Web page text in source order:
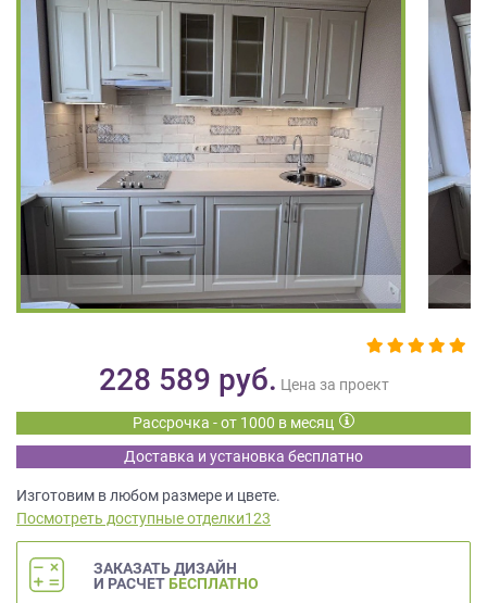
228 589 руб. Цена за проект
Рассрочка - от 1000 в месяц
Доставка и установка бесплатно
Изготовим в любом размере и цвете.
Посмотреть доступные отделки123
ЗАКАЗАТЬ ДИЗАЙН
И РАСЧЕТ БЕСПЛАТНО
обработку
персональных
данных
Согласие
обработку
персональных
данных
метрическими
программами
обработки
персональных
данных.